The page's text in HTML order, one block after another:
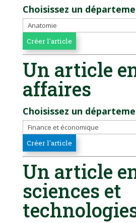
Choisissez un
Un article
affaires
Choisissez un
Un article
sciences et